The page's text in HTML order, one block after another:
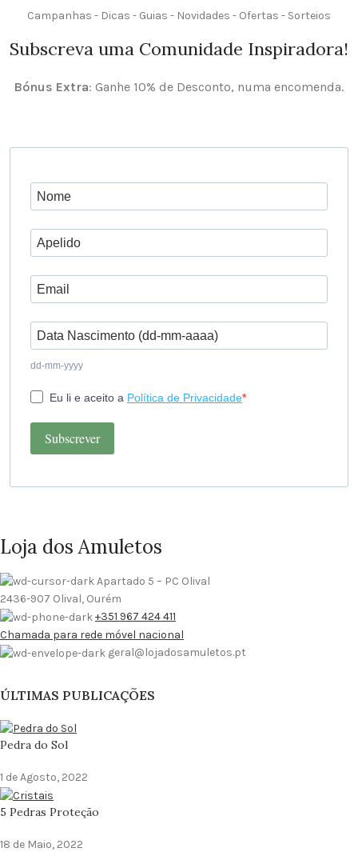
Campanhas - Dicas - Guias - Novidades - Ofertas - Sorteios
Subscreva uma Comunidade Inspiradora!
Bónus Extra: Ganhe 10% de Desconto, numa encomenda.
dd-mm-yyyy
Eu li e aceito a Política de Privacidade
Subscrever
Loja dos Amuletos
Apartado 5 – PC Olival
2436-907 Olival, Ourém
+351 967 424 411
Chamada para rede móvel nacional
geral@lojadosamuletos.pt
ÚLTIMAS PUBLICAÇÕES
Pedra do Sol
1 de Agosto, 2022
5 Pedras Proteção
18 de Maio, 2022